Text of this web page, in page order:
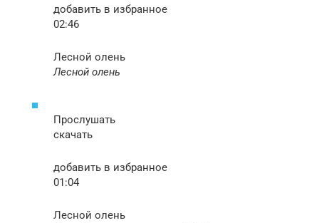
добавить в избранное
02:46
Лесной олень
Лесной олень
Прослушать
скачать
добавить в избранное
01:04
Лесной олень